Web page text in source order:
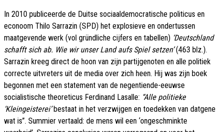
In 2010 publiceerde de Duitse sociaaldemocratische politicus en
econoom Thilo Sarrazin (SPD) het explosieve en ondertussen
maatgevende werk (vol gründliche cijfers en tabellen) ‘Deutschland
schafft sich ab. Wie wir unser Land aufs Spiel setzen’(463 blz.).
Sarrazin kreeg direct de hoon van zijn partijgenoten en alle politiek
correcte uitvreters uit de media over zich heen. Hij was zijn boek
begonnen met een statement van de negentiende-eeuwse
socialistische theoreticus Ferdinand Lasalle: “Alle politieke
‘Kleingeisterei’bestaat in het verzwijgen en toedekken van datgene
wat is”. Summier vertaald: de mens wil een ‘ongeschminkte